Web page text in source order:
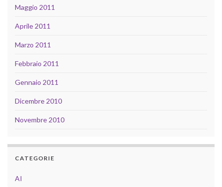
Maggio 2011
Aprile 2011
Marzo 2011
Febbraio 2011
Gennaio 2011
Dicembre 2010
Novembre 2010
CATEGORIE
AI